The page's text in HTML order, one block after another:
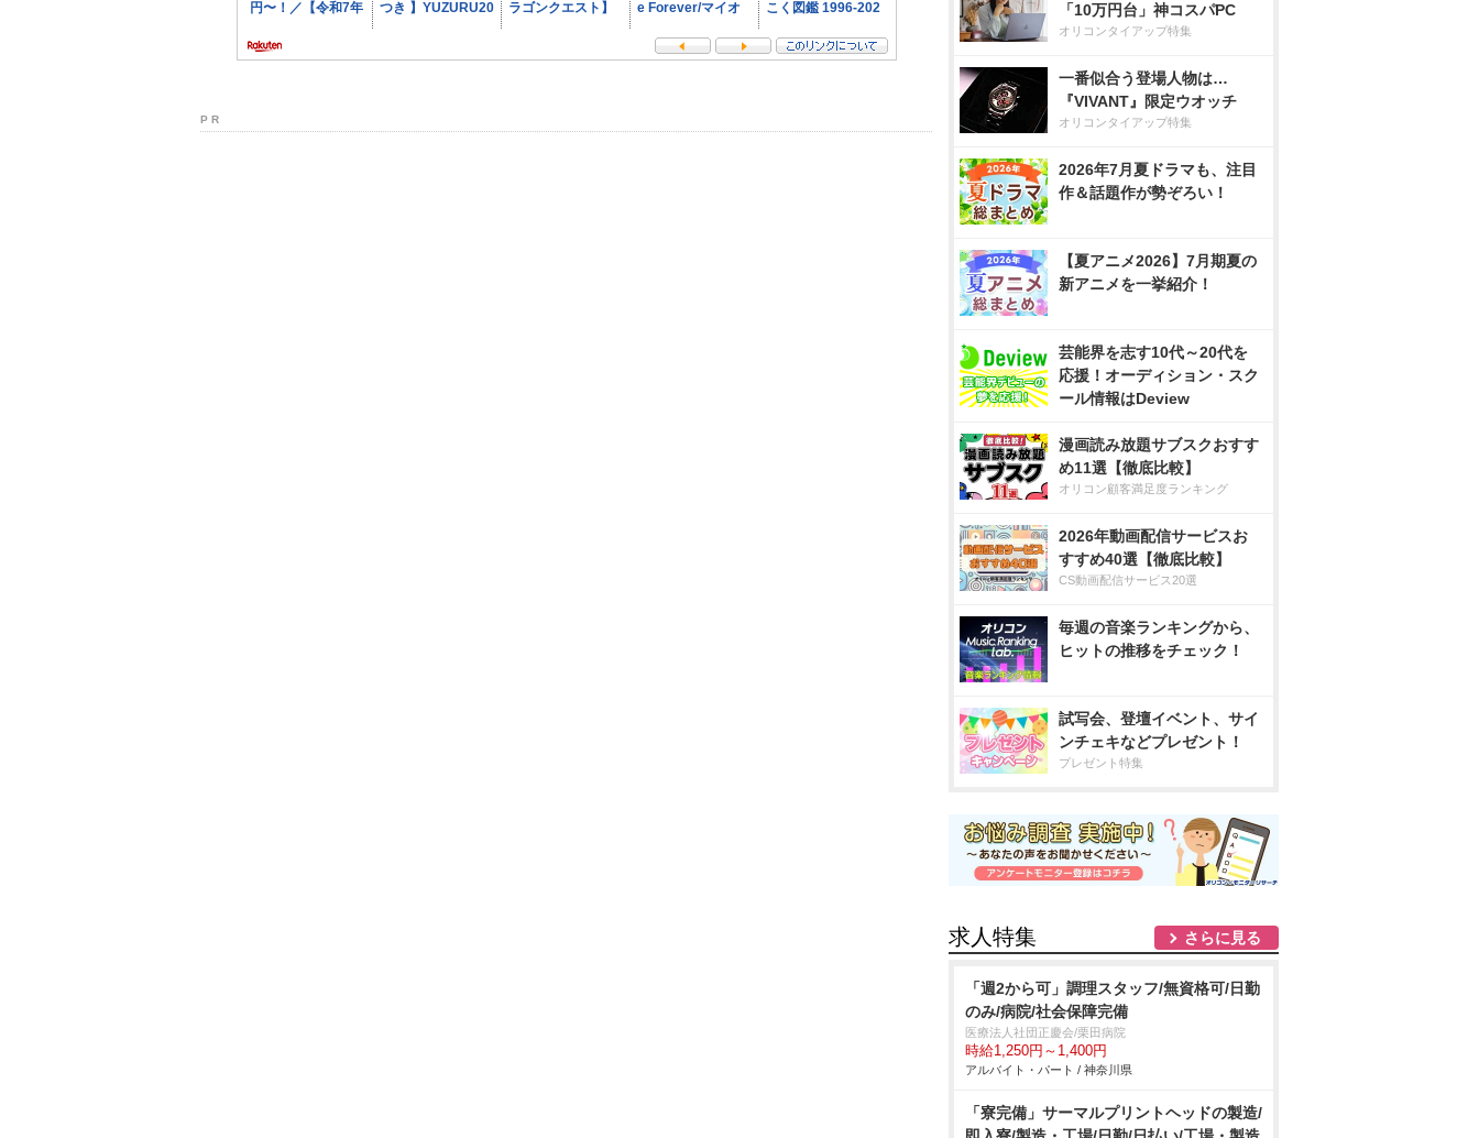
P R
「10万円台」神コスパPC
オリコンタイアップ特集
一番似合う登場人物は…
『VIVANT』限定ウオッチ
オリコンタイアップ特集
2026年7月夏ドラマも、注目
作＆話題作が勢ぞろい！
【夏アニメ2026】7月期夏の
新アニメを一挙紹介！
芸能界を志す10代～20代を
応援！オーディション・スク
ール情報はDeview
漫画読み放題サブスクおすす
め11選【徹底比較】
オリコン顧客満足度ランキング
2026年動画配信サービスお
すすめ40選【徹底比較】
CS動画配信サービス20選
毎週の音楽ランキングから、
ヒットの推移をチェック！
試写会、登壇イベント、サイ
ンチェキなどプレゼント！
プレゼント特集
求人特集 さらに見る
「週2から可」調理スタッフ/無資格可/日勤
のみ/病院/社会保障完備
医療法人社団正慶会/栗田病院
時給1,250円～1,400円
アルバイト・パート / 神奈川県
「寮完備」サーマルプリントヘッドの製造/